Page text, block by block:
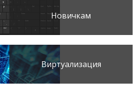
Новичкам
Виртуализация